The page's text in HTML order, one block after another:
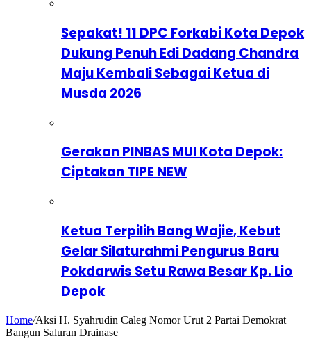
Sepakat! 11 DPC Forkabi Kota Depok
Dukung Penuh Edi Dadang Chandra
Maju Kembali Sebagai Ketua di
Musda 2026
Gerakan PINBAS MUI Kota Depok:
Ciptakan TIPE NEW
Ketua Terpilih Bang Wajie, Kebut
Gelar Silaturahmi Pengurus Baru
Pokdarwis Setu Rawa Besar Kp. Lio
Depok
Home/Aksi H. Syahrudin Caleg Nomor Urut 2 Partai Demokrat
Bangun Saluran Drainase